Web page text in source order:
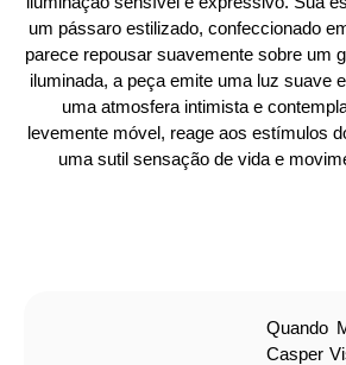
um pássaro estilizado, confeccionado
parece repousar suavemente sobre um
iluminada, a peça emite uma luz suave
uma atmosfera intimista e
levemente móvel, reage aos estímulos
uma sutil sensação de vida e
Quando
Casper